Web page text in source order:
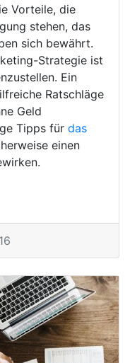
Vorteile, die
stehen, das
sich bewährt.
Strategie ist
Ein
Ratschläge
Geld
Tipps für das
einen